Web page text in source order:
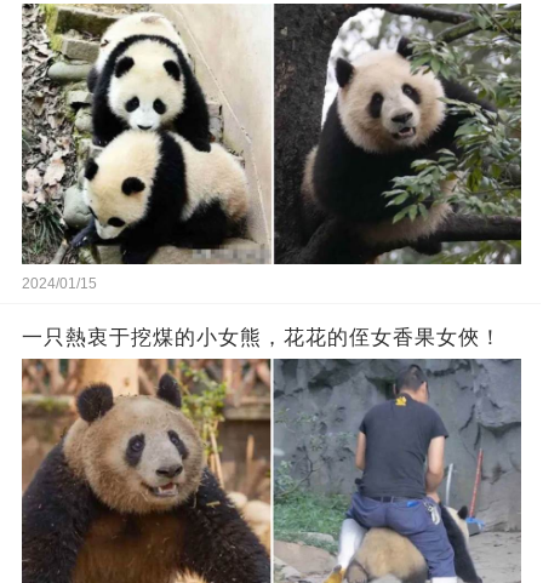
2024/01/15
一只熱衷于挖煤的小女熊，花花的侄女香果女俠！